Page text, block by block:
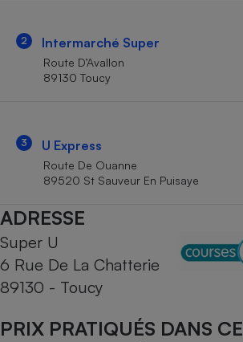
2 Intermarché Super
Route D’Avallon
89130 Toucy
3 U Express
Route De Ouanne
89520 St Sauveur En Puisaye
ADRESSE
Super U
6 Rue De La Chatterie
89130 - Toucy
PRIX PRATIQUÉS DANS CE